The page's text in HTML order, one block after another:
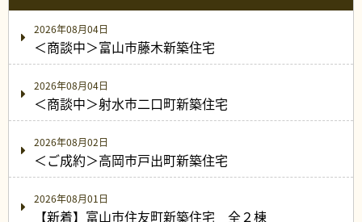
2026年08月04日
＜商談中＞富山市藤木新築住宅
2026年08月04日
＜商談中＞射水市二口町新築住宅
2026年08月02日
＜ご成約＞高岡市戸出町新築住宅
2026年08月01日
【新着】富山市住友町新築住宅 全２棟